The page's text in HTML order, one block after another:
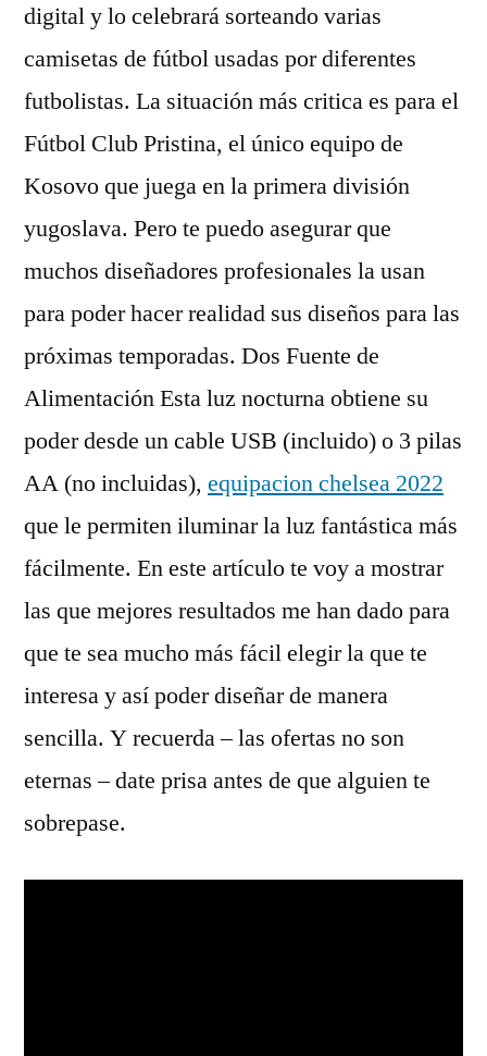
digital y lo celebrará sorteando varias
camisetas de fútbol usadas por diferentes
futbolistas. La situación más critica es para el
Fútbol Club Pristina, el único equipo de
Kosovo que juega en la primera división
yugoslava. Pero te puedo asegurar que
muchos diseñadores profesionales la usan
para poder hacer realidad sus diseños para las
próximas temporadas. Dos Fuente de
Alimentación Esta luz nocturna obtiene su
poder desde un cable USB (incluido) o 3 pilas
AA (no incluidas), equipacion chelsea 2022
que le permiten iluminar la luz fantástica más
fácilmente. En este artículo te voy a mostrar
las que mejores resultados me han dado para
que te sea mucho más fácil elegir la que te
interesa y así poder diseñar de manera
sencilla. Y recuerda – las ofertas no son
eternas – date prisa antes de que alguien te
sobrepase.